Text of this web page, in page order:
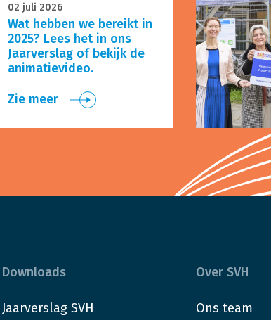
02 juli 2026
Wat hebben we bereikt in
2025? Lees het in ons
Jaarverslag of bekijk de
animatievideo.
Zie meer
Downloads
Jaarverslag SVH
Over SVH
Ons team